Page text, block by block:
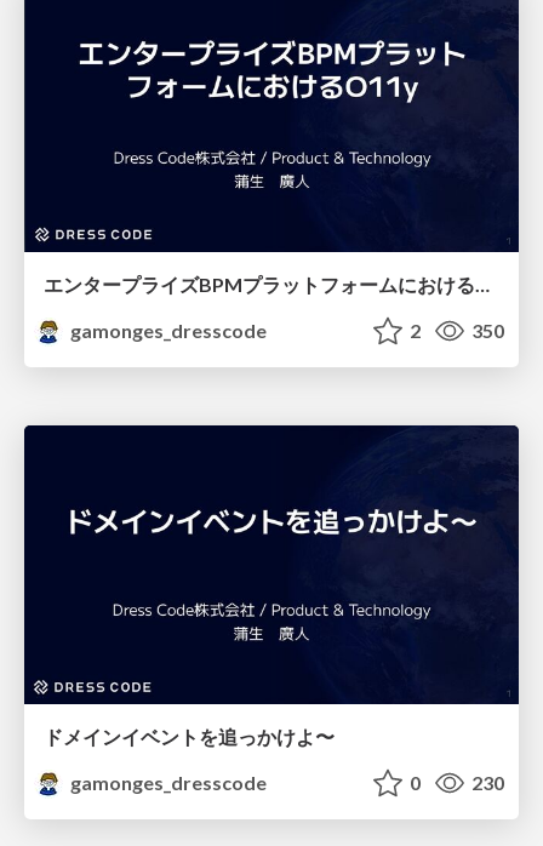
エンタープライズBPMプラットフォームにおけるO11y
gamonges_dresscode
2 350
ドメインイベントを追っかけよ〜
gamonges_dresscode
0 230